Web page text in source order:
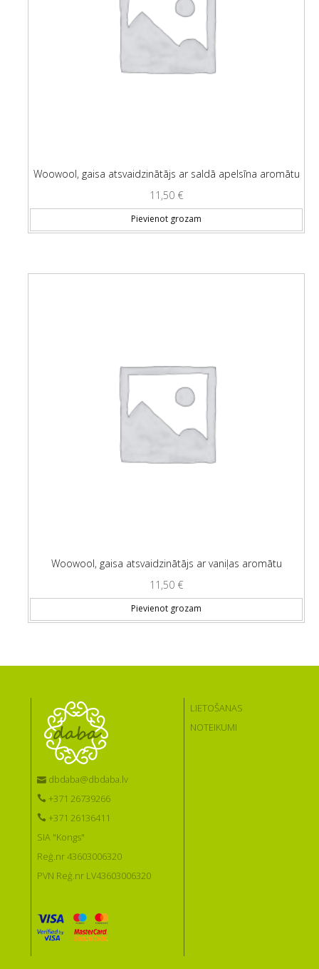
Woowool, gaisa atsvaidzinātājs ar saldā apelsīna aromātu
11,50 €
Pievienot grozam
Woowool, gaisa atsvaidzinātājs ar vaniļas aromātu
11,50 €
Pievienot grozam
dbdaba@dbdaba.lv
+371 26739266
+371 26136411
SIA "Kongs"
Reģ.nr 43603006320
PVN Reģ.nr LV43603006320
LIETOŠANAS
NOTEIKUMI